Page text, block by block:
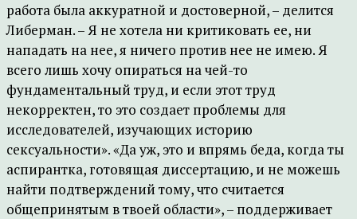
работа была аккуратной и достоверной, – делится
Либерман. – Я не хотела ни критиковать ее, ни
нападать на нее, я ничего против нее не имею. Я
всего лишь хочу опираться на чей-то
фундаментальный труд, и если этот труд
некорректен, то это создает проблемы для
исследователей, изучающих историю
сексуальности». «Да уж, это и впрямь беда, когда ты
аспирантка, готовящая диссертацию, и не можешь
найти подтверждений тому, что считается
общепринятым в твоей области», – поддерживает